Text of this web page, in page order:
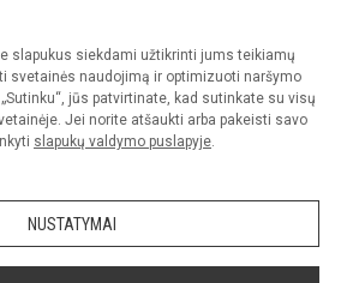
slapukus siekdami užtikrinti jums teikiamų
svetainės naudojimą ir optimizuoti naršymo
jūs patvirtinate, kad sutinkate su visų
Jei norite atšaukti arba pakeisti savo
slapukų valdymo puslapyje.
NUSTATYMAI
pagrindinė mokykla. Visos teisės saugomos.
administracijos sutikimo griežtai draudžiama.
paraiška Slapukų valdymas